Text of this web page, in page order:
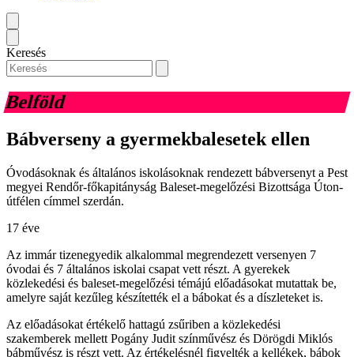
Keresés
Belföld
Bábverseny a gyermekbalesetek ellen
Óvodásoknak és általános iskolásoknak rendezett bábversenyt a Pest
megyei Rendőr-főkapitányság Baleset-megelőzési Bizottsága Úton-
útfélen címmel szerdán.
17 éve
Az immár tizenegyedik alkalommal megrendezett versenyen 7
óvodai és 7 általános iskolai csapat vett részt. A gyerekek
közlekedési és baleset-megelőzési témájú előadásokat mutattak be,
amelyre saját kezűleg készítették el a bábokat és a díszleteket is.
Az előadásokat értékelő hattagú zsűriben a közlekedési
szakemberek mellett Pogány Judit színművész és Dörögdi Miklós
bábművész is részt vett. Az értékelésnél figyelték a kellékek, bábok